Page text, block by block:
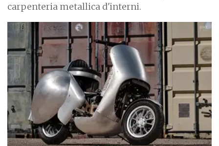
carpenteria metallica d'interni.
m
a
g
e